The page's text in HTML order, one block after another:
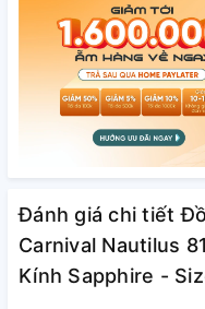
Đánh giá chi tiết
Carnival Nautilus
Kính Sapphire -